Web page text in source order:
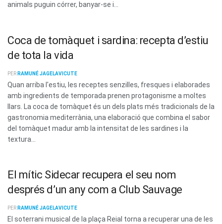
animals puguin córrer, banyar-se i...
Coca de tomàquet i sardina: recepta d’estiu
de tota la vida
PER RAMUNÉ JAGELAVICUTE
Quan arriba l'estiu, les receptes senzilles, fresques i elaborades
amb ingredients de temporada prenen protagonisme a moltes
llars. La coca de tomàquet és un dels plats més tradicionals de la
gastronomia mediterrània, una elaboració que combina el sabor
del tomàquet madur amb la intensitat de les sardines i la
textura...
El mític Sidecar recupera el seu nom
després d’un any com a Club Sauvage
PER RAMUNÉ JAGELAVICUTE
El soterrani musical de la plaça Reial torna a recuperar una de les